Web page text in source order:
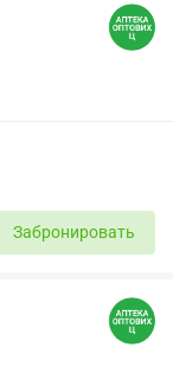
Забронировать